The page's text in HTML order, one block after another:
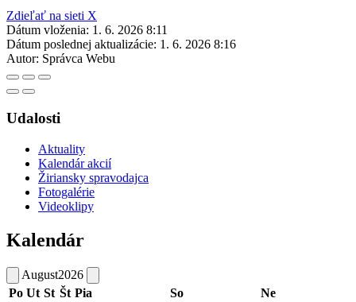
Zdieľať na sieti X
Dátum vloženia: 1. 6. 2026 8:11
Dátum poslednej aktualizácie: 1. 6. 2026 8:16
Autor: Správca Webu
Udalosti
Aktuality
Kalendár akcií
Žiriansky spravodajca
Fotogalérie
Videoklipy
Kalendár
August2026
Po Ut St Št Pia So
Ne